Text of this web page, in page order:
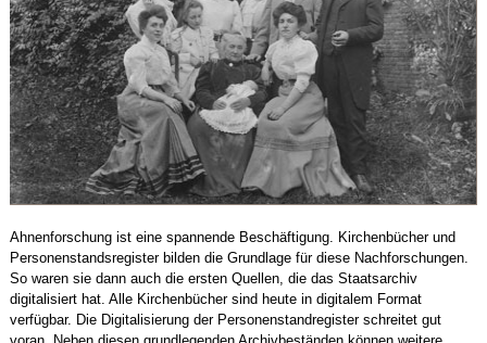
Ahnenforschung ist eine spannende Beschäftigung. Kirchenbücher und
Personenstandsregister bilden die Grundlage für diese Nachforschungen.
So waren sie dann auch die ersten Quellen, die das Staatsarchiv
digitalisiert hat. Alle Kirchenbücher sind heute in digitalem Format
verfügbar. Die Digitalisierung der Personenstandregister schreitet gut